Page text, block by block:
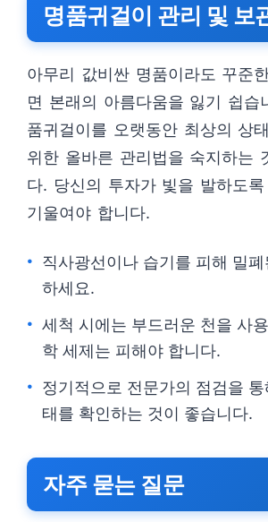
명품귀걸이 관리 및 보
아무리 값비싼 명품이라도 꾸준
면 본래의 아름다움을 잃기 쉽습
품귀걸이를 오랫동안 최상의 상
위한 올바른 관리법을 숙지하는
다. 당신의 투자가 빛을 발하도
기울여야 합니다.
직사광선이나 습기를 피해 밀
하세요.
세척 시에는 부드러운 천을 사
학 세제는 피해야 합니다.
정기적으로 전문가의 점검을
태를 확인하는 것이 좋습니다.
자주 묻는 질문